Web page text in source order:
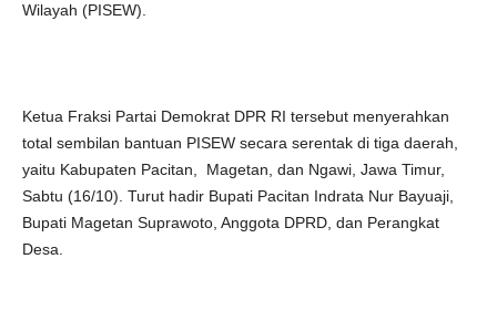
Wilayah (PISEW).
Ketua Fraksi Partai Demokrat DPR RI tersebut menyerahkan
total sembilan bantuan PISEW secara serentak di tiga daerah,
yaitu Kabupaten Pacitan, Magetan, dan Ngawi, Jawa Timur,
Sabtu (16/10). Turut hadir Bupati Pacitan Indrata Nur Bayuaji,
Bupati Magetan Suprawoto, Anggota DPRD, dan Perangkat
Desa.